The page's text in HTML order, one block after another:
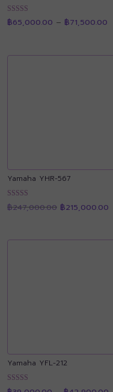
ให้คะแนน
4.89
฿65,000.00 – ฿71,500.00
Yamaha YHR-567
ให้คะแนน
4.91
฿247,000.00 Original
price
฿215,000.00
Yamaha YFL-212
ให้คะแนน